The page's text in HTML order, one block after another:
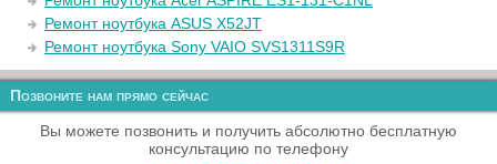
Ремонт ноутбука ASUS X52JT
Ремонт ноутбука Sony VAIO SVS1311S9R
Позвоните нам прямо сейчас
Вы можете позвонить и получить абсолютно бесплатную
консультацию по телефону